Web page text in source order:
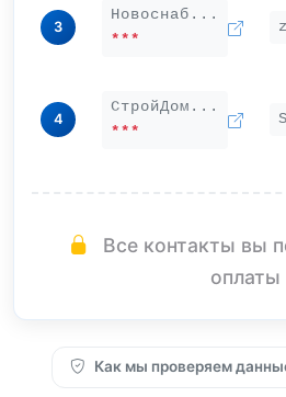
3
Новоснаб...
***
4
СтройДом...
***
Все контакты вы
оплаты
Как мы проверяем